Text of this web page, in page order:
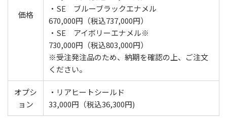
価格
・SE ブルーブラックエナメル
670,000円（税込737,000円）
・SE アイボリーエナメル※
730,000円（税込803,000円）
※受注発注品のため、納期を確認の上、ご注文
ください。
オプシ
ョン
・リアヒートシールド
33,000円（税込36,300円)